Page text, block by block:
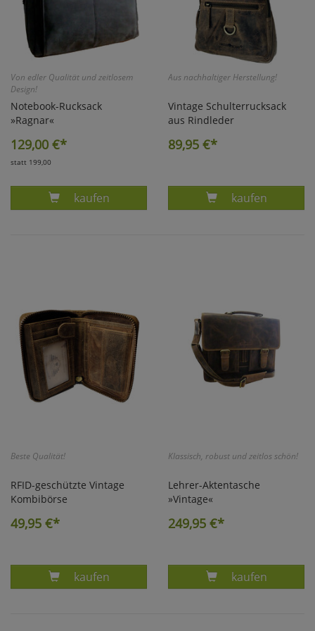
Von edler Qualität und zeitlosem
Design!
Notebook-Rucksack
»Ragnar«
129,00 €*
statt 199,00
Produkt LAPTOPRUCKSACK RAGNAR GRAPHIT
kaufen
Aus nachhaltiger Herstellung!
Vintage Schulterrucksack
aus Rindleder
89,95 €*
Produkt
kaufen
Beste Qualität!
RFID-geschützte Vintage
Kombibörse
49,95 €*
Produkt VINTAGE RV-KOMBIBÖRSE LEDER
kaufen
Klassisch, robust und zeitlos schön!
Lehrer-Aktentasche
»Vintage«
249,95 €*
Produkt
kaufen